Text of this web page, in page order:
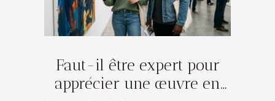
Faut-il être expert pour
apprécier une œuvre en